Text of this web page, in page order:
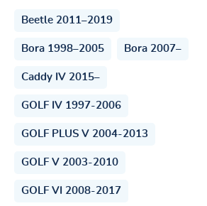
Beetle 2011–2019
Bora 1998–2005 Bora 2007–
Caddy IV 2015–
GOLF IV 1997-2006
GOLF PLUS V 2004-2013
GOLF V 2003-2010
GOLF VI 2008-2017